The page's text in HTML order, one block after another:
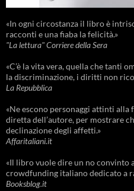
«In ogni circostanza il libro è
racconti e una fiaba la felicità.»
"La lettura" Corriere della Sera
«C’è la vita vera, quella che tanti
la discriminazione, i diritti non
La Repubblica
«Ne escono personaggi attinti alla
diretta dell’autore, per mostrare
declinazione degli affetti.»
Affaritaliani.it
«Il libro vuole dire un no convinto
crowdfunding italiano dedicato a
Booksblog.it